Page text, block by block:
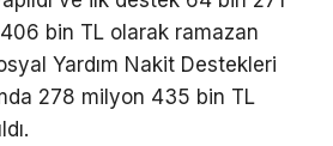
bin TL olarak ramazan
Yardım Nakit Destekleri
278 milyon 435 bin TL